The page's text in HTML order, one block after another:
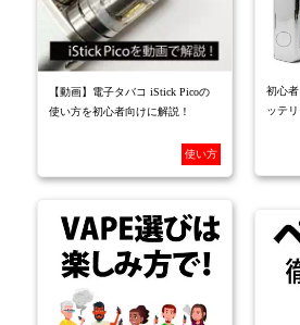
【動画】電子タバコ iStick Picoの
使い方を初心者向けに解説！
使い方
初心
ッテ